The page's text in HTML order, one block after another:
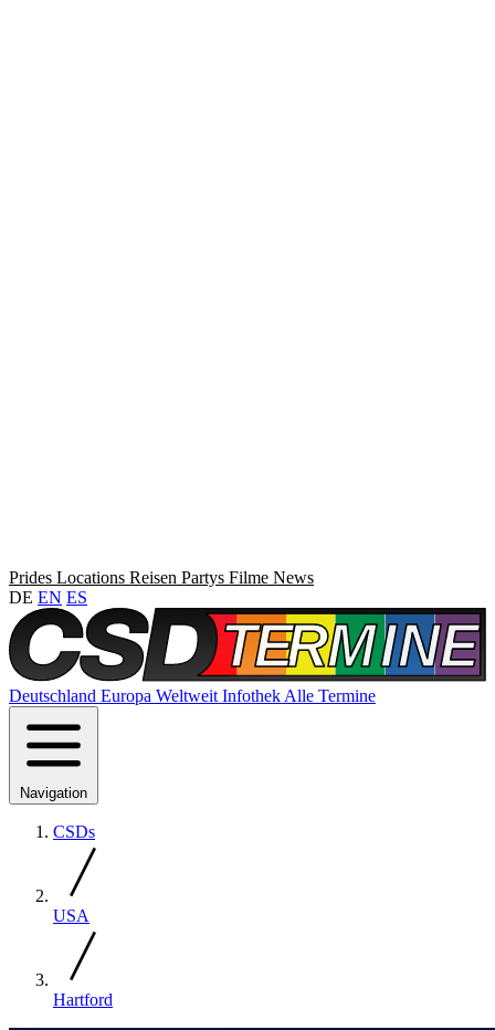
Prides Locations Reisen Partys Filme News
DE EN ES
Deutschland Europa Weltweit Infothek Alle Termine
Navigation
CSDs
USA
Hartford